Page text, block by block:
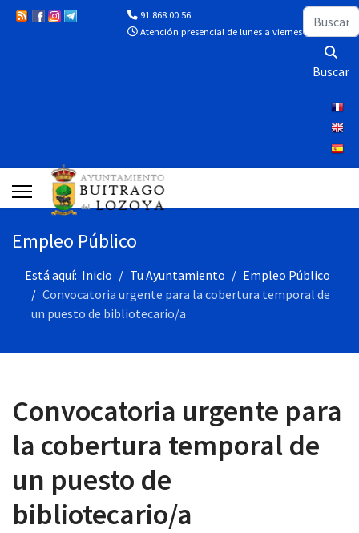
91 868 00 56
Atención presencial de lunes a viernes de 10:00 a
Buscar
Buscar
Empleo Público
Está aquí: Inicio Tu Ayuntamiento
Empleo Público
Convocatoria urgente para la cobertura temporal de
un puesto de bibliotecario/a
Convocatoria urgente para
la cobertura temporal de
un puesto de
bibliotecario/a